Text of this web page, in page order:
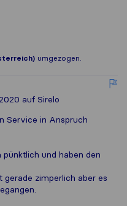
umgezogen.
auf Sirelo
Service in Anspruch
pünktlich und haben den
gerade zimperlich aber es